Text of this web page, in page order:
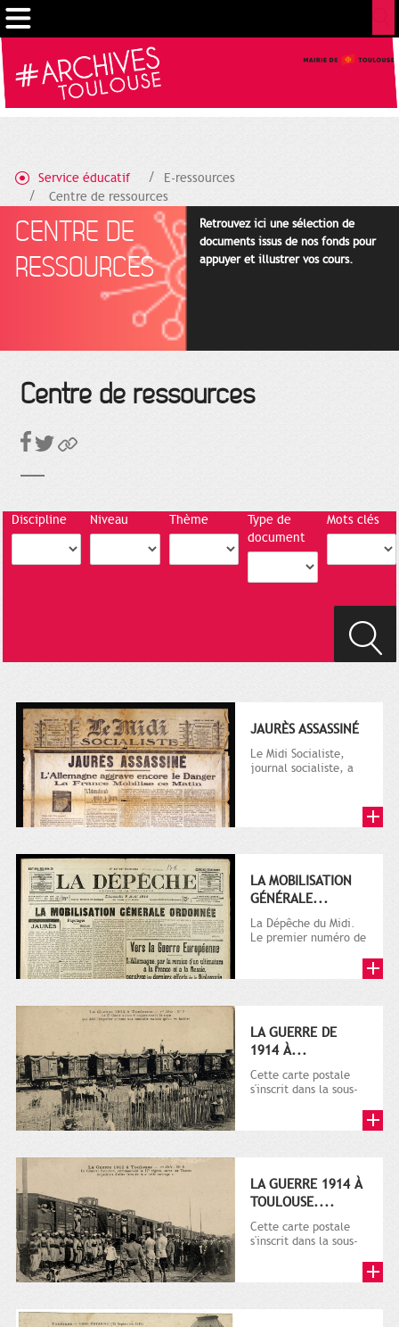
Service éducatif
E-ressources
Centre de ressources
CENTRE DE
RESSOURCES
Retrouvez ici une sélection de
documents issus de nos fonds pour
appuyer et illustrer vos cours.
Centre de ressources
Discipline Niveau Thème
Type de
document
Mots clés
JAURÈS ASSASSINÉ
Le Midi Socialiste,
journal socialiste, a
LA MOBILISATION
GÉNÉRALE...
La Dépêche du Midi.
Le premier numéro de
octobre...
LA GUERRE DE
1914 À...
Cette carte postale
s'inscrit dans la sous-
plusieurs milliers de...
LA GUERRE 1914 À
TOULOUSE....
Cette carte postale
s'inscrit dans la sous-
plusieurs milliers de...
Gestion de vos préférences sur les cookies